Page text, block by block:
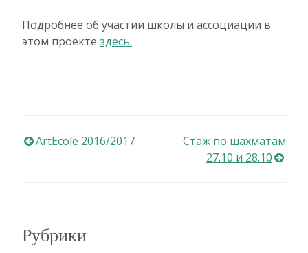
Подробнее об участии школы и ассоциации в
этом проекте здесь.
Навигация
ArtEcole 2016/2017
Стаж по шахматам
27.10 и 28.10
Рубрики